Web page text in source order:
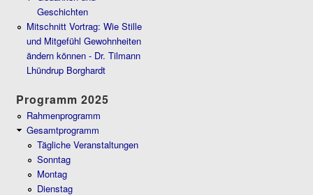
Geschichten
Mitschnitt Vortrag: Wie Stille
und Mitgefühl Gewohnheiten
ändern können - Dr. Tilmann
Lhündrup Borghardt
Programm 2025
Rahmenprogramm
Gesamtprogramm
Tägliche Veranstaltungen
Sonntag
Montag
Dienstag